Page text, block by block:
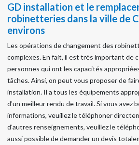
GD installation et le
robinetteries dans la ville de
environs
Les opérations de changement des
complexes. En fait, il est très important de
personnes qui ont les capacités
tâches. Ainsi, on peut vous proposer de
installation. Il a tous les équipements
d'un meilleur rendu de travail. Si vous avez
informations, veuillez le téléphoner
d'autres renseignements, veuillez le
aussi possible de demander un devis